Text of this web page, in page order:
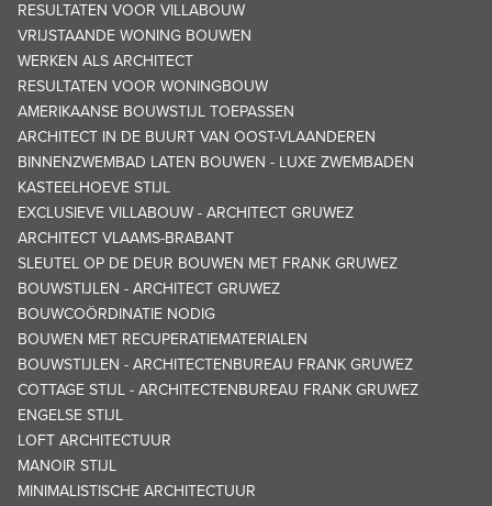
RESULTATEN VOOR VILLABOUW
VRIJSTAANDE WONING BOUWEN
WERKEN ALS ARCHITECT
RESULTATEN VOOR WONINGBOUW
AMERIKAANSE BOUWSTIJL TOEPASSEN
ARCHITECT IN DE BUURT VAN OOST-VLAANDEREN
BINNENZWEMBAD LATEN BOUWEN - LUXE ZWEMBADEN
KASTEELHOEVE STIJL
EXCLUSIEVE VILLABOUW - ARCHITECT GRUWEZ
ARCHITECT VLAAMS-BRABANT
SLEUTEL OP DE DEUR BOUWEN MET FRANK GRUWEZ
BOUWSTIJLEN - ARCHITECT GRUWEZ
BOUWCOÖRDINATIE NODIG
BOUWEN MET RECUPERATIEMATERIALEN
BOUWSTIJLEN - ARCHITECTENBUREAU FRANK GRUWEZ
COTTAGE STIJL - ARCHITECTENBUREAU FRANK GRUWEZ
ENGELSE STIJL
LOFT ARCHITECTUUR
MANOIR STIJL
MINIMALISTISCHE ARCHITECTUUR